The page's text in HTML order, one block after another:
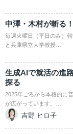
中澤・木村が斬る
毎週火曜日（平日のみ）
と兵庫県立大学教授…
生成AIで就活の進
探る
2025年ごろから本格的に
が広がっています。…
吉野 ヒロ子